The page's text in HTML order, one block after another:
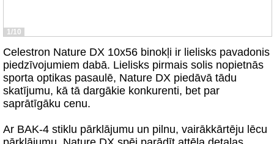
1/10
Celestron Nature DX 10x56 binokļi ir lielisks pavadonis
piedzīvojumiem dabā. Lielisks pirmais solis nopietnās
sporta optikas pasaulē, Nature DX piedāvā tādu
skatījumu, kā tā dargākie konkurenti, bet par
saprātīgāku cenu.
Ar BAK-4 stiklu pārklājumu un pilnu, vairākkārtēju lēcu